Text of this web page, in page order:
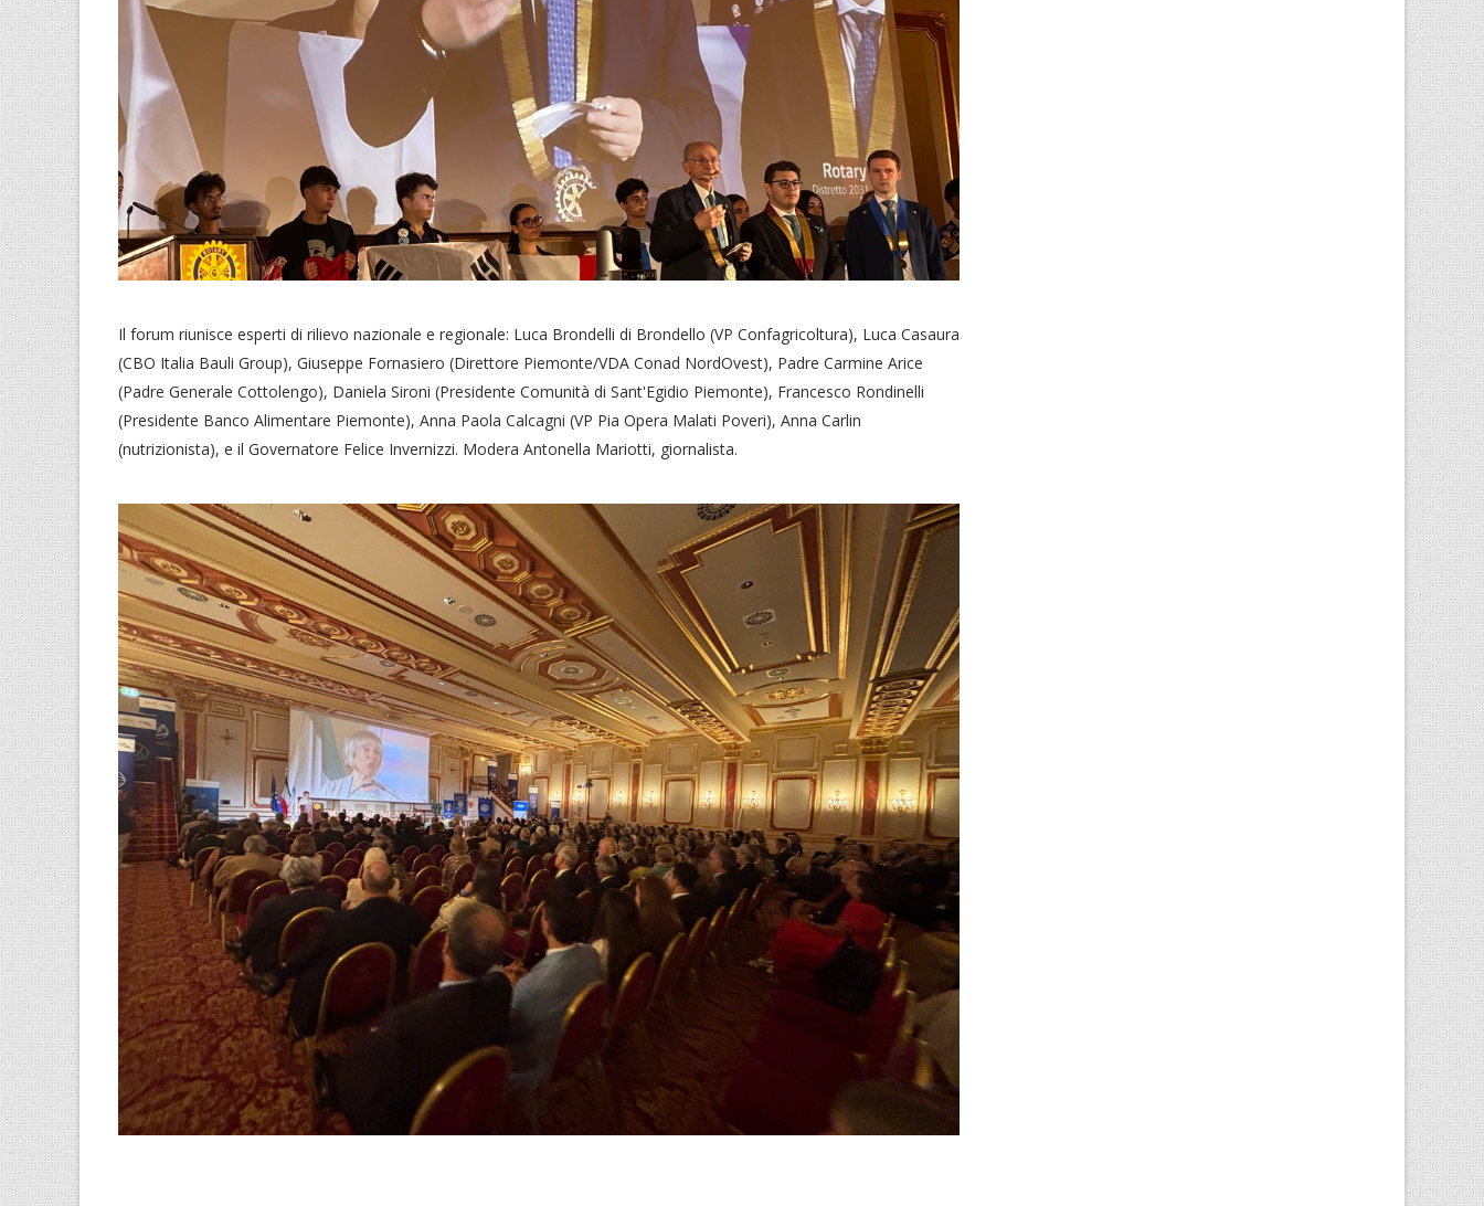
Il forum riunisce esperti di rilievo nazionale e regionale: Luca Brondelli di Brondello (VP Confagricoltura), Luca Casaura
(CBO Italia Bauli Group), Giuseppe Fornasiero (Direttore Piemonte/VDA Conad NordOvest), Padre Carmine Arice
(Padre Generale Cottolengo), Daniela Sironi (Presidente Comunità di Sant'Egidio Piemonte), Francesco Rondinelli
(Presidente Banco Alimentare Piemonte), Anna Paola Calcagni (VP Pia Opera Malati Poveri), Anna Carlin
(nutrizionista), e il Governatore Felice Invernizzi. Modera Antonella Mariotti, giornalista.